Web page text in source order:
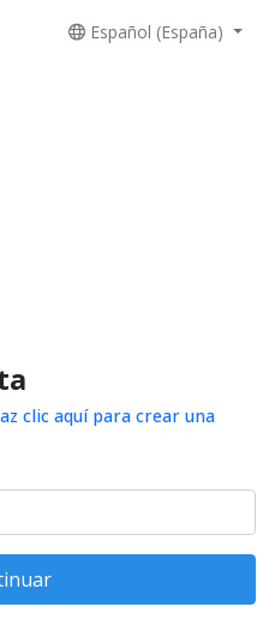
Español (España)
clic aquí para crear una